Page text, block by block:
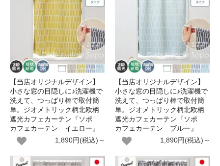
【当店オリジナルデザイン】
小さな窓の目隠しに♪洗濯機で
洗えて、つっぱり棒で取付簡
単。ジオメトリック柄北欧柄
遮光カフェカーテン『ソポ
カフェカーテン イエロー』
1,890円(税込)～
【当店オリジナルデザイン】
小さな窓の目隠しに♪洗濯機で
洗えて、つっぱり棒で取付簡
単。ジオメトリック柄北欧柄
遮光カフェカーテン『ソポ
カフェカーテン ブルー』
1,890円(税込)～